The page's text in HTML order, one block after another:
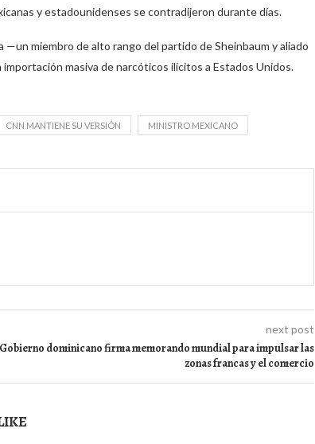
y estadounidenses se contradijeron durante días.
—un miembro de alto rango del partido de Sheinbaum y aliado
masiva de narcóticos ilícitos a Estados Unidos.
CNN MANTIENE SU VERSIÓN MINISTRO MEXICANO
next post
Gobierno dominicano firma memorando mundial para impulsar las
zonas francas y el comercio